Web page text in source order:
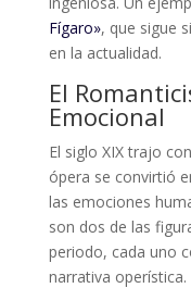
Fígaro», que sigue
en la actualidad.
El
Emocional
El siglo XIX trajo
ópera se convirtió
las emociones
son dos de las
periodo, cada uno
narrativa operística.